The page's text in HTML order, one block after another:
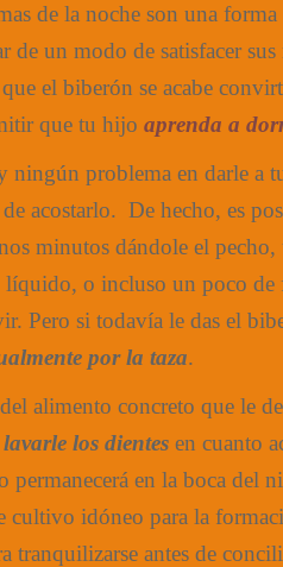
de la noche son una
de un modo de satisfacer sus
el biberón se acabe
que tu hijo aprenda a
ningún problema en darle a
de acostarlo. De hecho, es
minutos dándole el pecho,
líquido, o incluso un poco
Pero si todavía le das el
por la taza.
alimento concreto que le
lavarle los dientes en cuanto
en la boca del
cultivo idóneo para la
tranquilizarse antes de